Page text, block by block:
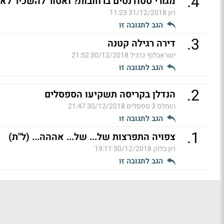
רון31/12/2018 11:23
הגב לתגובה זו
3
. דירה רגילה קטנה
ישראבלוף כרגיל30/12/2018 21:52
הגב לתגובה זו
2
. הנדלן בקריסה תשקיעו הספסלים
הומלס 3 ספסלים 30/12/2018 21:47
הגב לתגובה זו
1
. צפויה התפרצות של... של... אההה... (ל"ת)
רון בלוק 30/12/2018 19:11
הגב לתגובה זו